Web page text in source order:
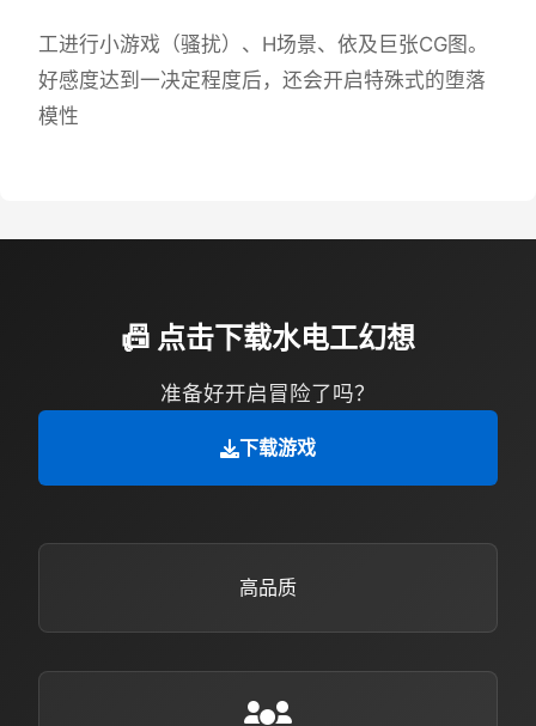
工进行小游戏（骚扰）、H场景、依及巨张CG图。
好感度达到一决定程度后，还会开启特殊式的堕落
模性
📠 点击下载水电工幻想
准备好开启冒险了吗？
下载游戏
高品质